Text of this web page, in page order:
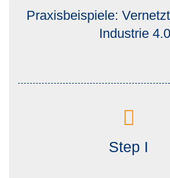
Praxisbeispiele:
Industrie 4.0
Step I